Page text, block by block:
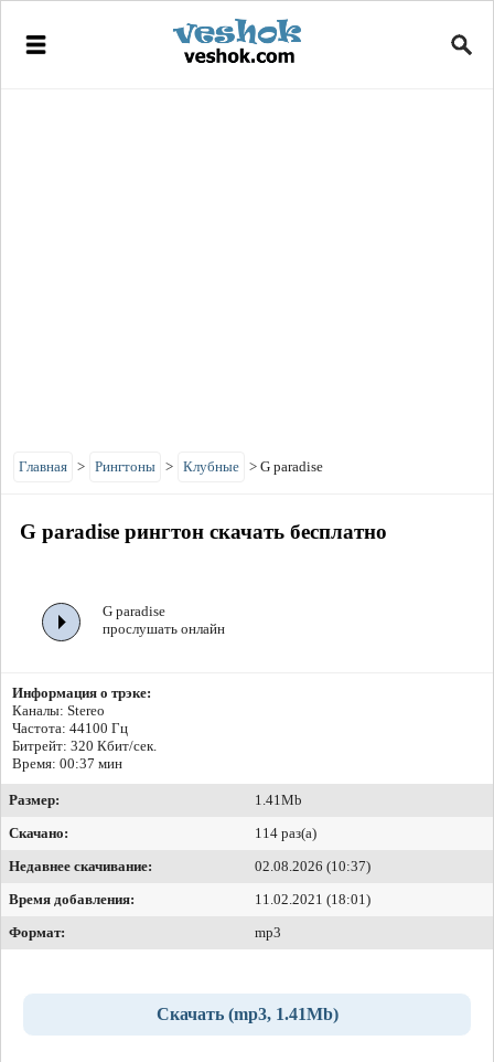
Главная > Рингтоны > Клубные > G paradise
G paradise рингтон скачать бесплатно
G paradise
прослушать онлайн
Информация о трэке:
Каналы: Stereo
Частота: 44100 Гц
Битрейт: 320 Кбит/сек.
Время: 00:37 мин
Размер:
1.41Mb
Скачано:
114 раз(а)
Недавнее скачивание:
02.08.2026 (10:37)
Время добавления:
11.02.2021 (18:01)
Формат:
mp3
Скачать (mp3, 1.41Mb)